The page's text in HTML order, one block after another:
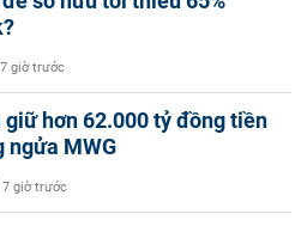
7 giờ trước
giữ hơn 62.000 tỷ đồng tiền
ngửa MWG
7 giờ trước